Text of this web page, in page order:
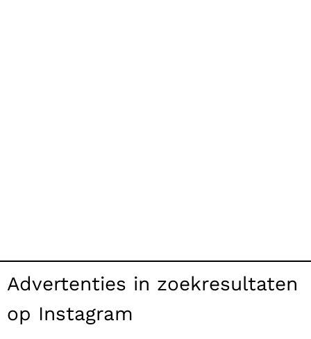
Advertenties in zoekresultaten
op Instagram